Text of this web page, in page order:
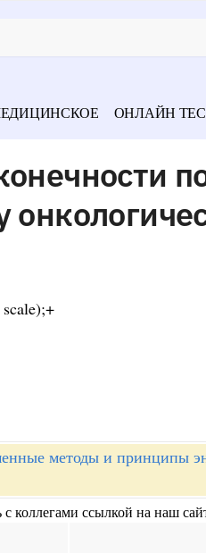
ОНЛАЙН
методы и принципы
с коллегами ссылкой на наш